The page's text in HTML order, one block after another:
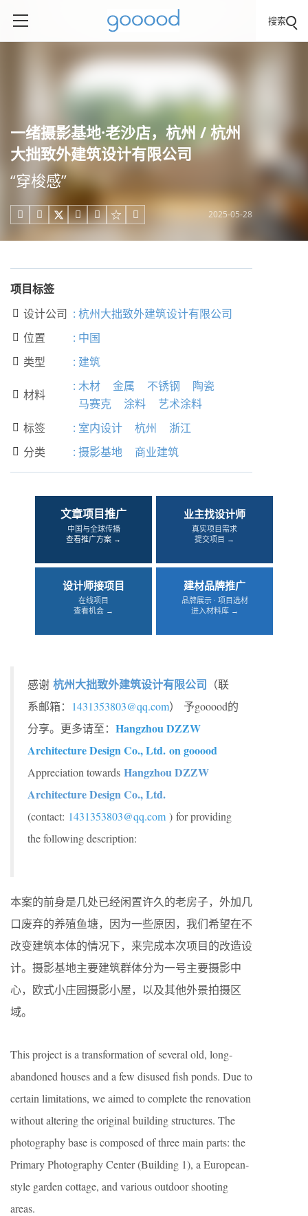
搜索
一绪摄影基地·老沙店，杭州 / 杭州
大拙致外建筑设计有限公司
“穿梭感”
     2025-05-28
项目标签
 设计公司 : 杭州大拙致外建筑设计有限公司
 位置 : 中国
 类型 : 建筑
 材料
: 木材 金属 不锈钢
陶瓷
马赛克
涂料 艺术涂料
 标签 : 室内设计 杭州 浙江
 分类 : 摄影基地 商业建筑
文章项目推广
中国与全球传播
查看推广方案 →
业主找设计师
真实项目需求
提交项目 →
设计师接项目
在线项目
查看机会 →
建材品牌推广
品牌展示 · 项目选材
进入材料库 →
感谢 杭州大拙致外建筑设计有限公司 （联
系邮箱： 1431353803@qq.com）
予gooood的
分享。更多请至： Hangzhou DZZW
Architecture Design Co., Ltd. on gooood
Appreciation towards Hangzhou DZZW
Architecture Design Co., Ltd.
(contact: 1431353803@qq.com ) for providing
the following description:
本案的前身是几处已经闲置许久的老房子，外加几
口废弃的养殖鱼塘，因为一些原因，我们希望在不
改变建筑本体的情况下，来完成本次项目的改造设
计。摄影基地主要建筑群体分为一号主要摄影中
心，欧式小庄园摄影小屋，以及其他外景拍摄区
域。
This project is a transformation of several old, long-
abandoned houses and a few disused fish ponds. Due to
certain limitations, we aimed to complete the renovation
without altering the original building structures. The
photography base is composed of three main parts: the
Primary Photography Center (Building 1), a European-
style garden cottage, and various outdoor shooting
areas.